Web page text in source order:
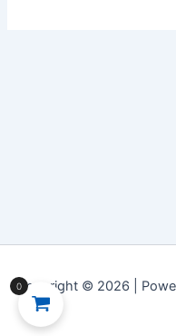
Copyright © 2026 |
0